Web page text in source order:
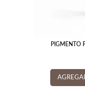
PIGMENTO